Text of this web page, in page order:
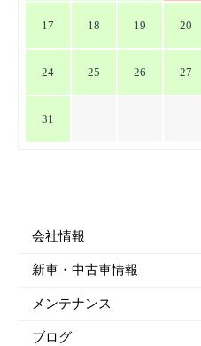
17 18 19 20
24 25 26 27
31
会社情報
新車・中古車情報
メンテナンス
ブログ